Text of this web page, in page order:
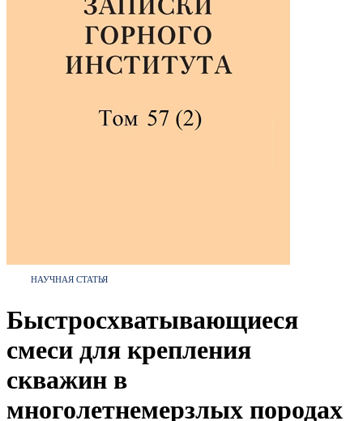
НАУЧНАЯ СТАТЬЯ
Быстросхватывающиеся
смеси для крепления
скважин в
многолетнемерзлых породах